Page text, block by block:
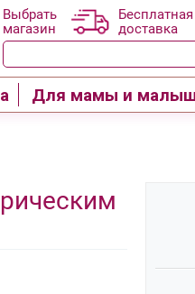
Выбрать
магазин
Бесплатная
доставка
Для мамы и